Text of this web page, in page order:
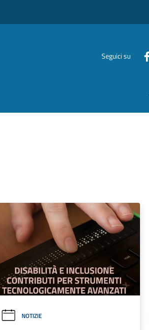
Seguici su
NOTIZIE